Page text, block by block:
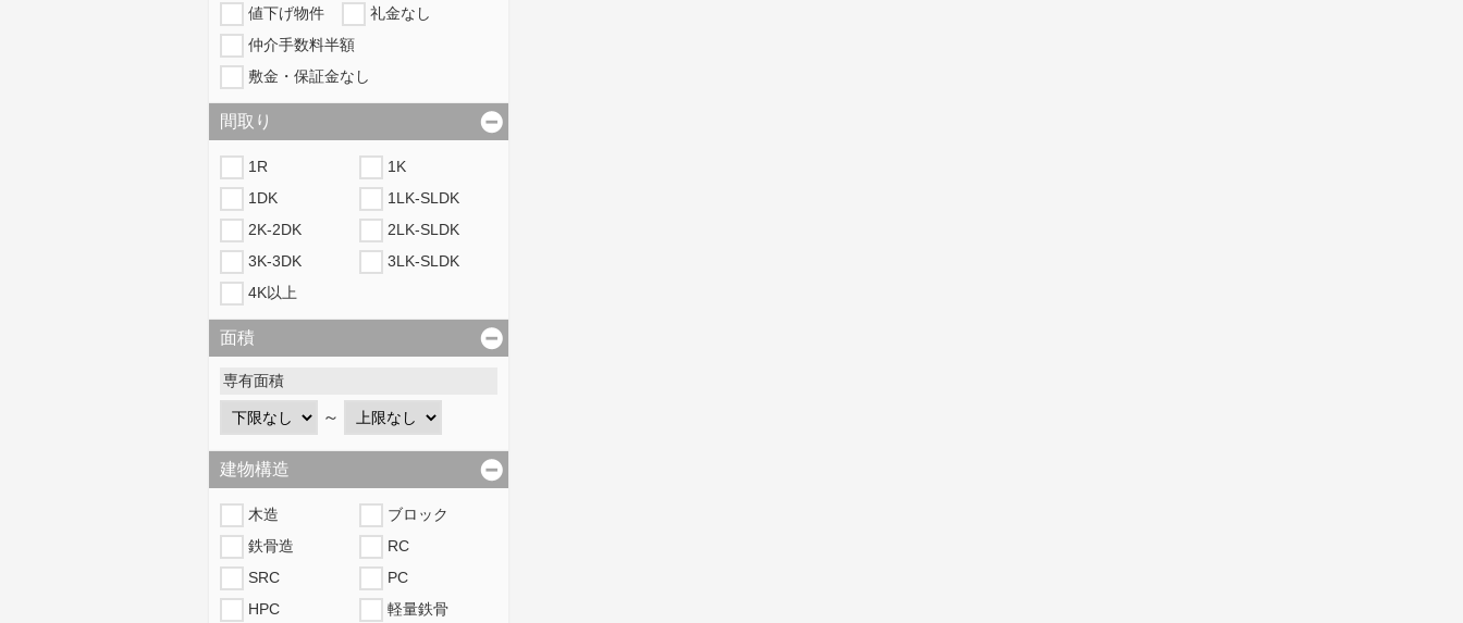
値下げ物件
礼金なし
仲介手数料半額
敷金・保証金なし
間取り
1R
1K
1DK
1LK-SLDK
2K-2DK
2LK-SLDK
3K-3DK
3LK-SLDK
4K以上
面積
専有面積
～
建物構造
木造
ブロック
鉄骨造
RC
SRC
PC
HPC
軽量鉄骨